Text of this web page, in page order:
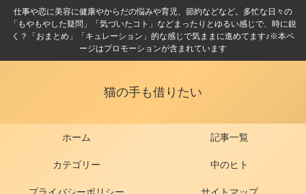
仕事や恋に美容に健康やからだの悩みや育児、節約などなど。多忙な日々の
「もやもやした疑問」「気づいたコト」などまったりとゆるい感じで、時に鋭
く？「おまとめ」「キュレーション」的な感じで気ままに進めてます♪※本ペ
ージはプロモーションが含まれています
猫の手も借りたい
ホーム 記事一覧
カテゴリー 中のヒト
プライバシーポリシー サイトマップ